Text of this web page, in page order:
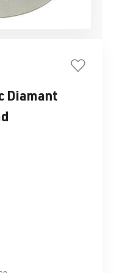
von 5 Sternen
Diamant